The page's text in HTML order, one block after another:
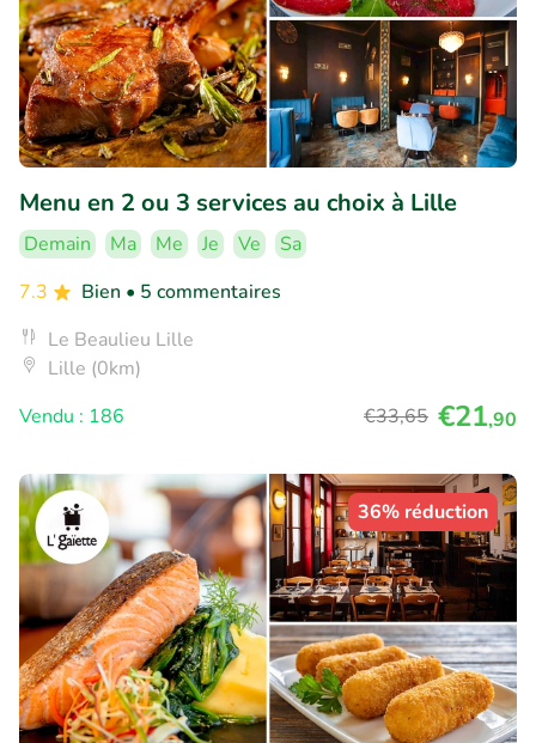
Menu en 2 ou 3 services au choix à Lille
Demain Ma Me Je Ve
Sa
7.3
Bien • 5 commentaires
Le Beaulieu Lille
Lille (0km)
Vendu : 186
€33,65 €21,90
36% réduction